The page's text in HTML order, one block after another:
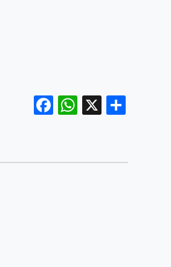
Facebook
WhatsApp
X